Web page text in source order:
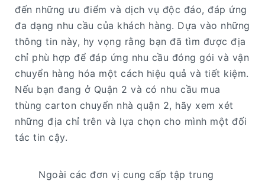
đến những ưu điểm và dịch vụ độc đáo, đáp ứng
đa dạng nhu cầu của khách hàng. Dựa vào những
thông tin này, hy vọng rằng bạn đã tìm được địa
chỉ phù hợp để đáp ứng nhu cầu đóng gói và vận
chuyển hàng hóa một cách hiệu quả và tiết kiệm.
Nếu bạn đang ở Quận 2 và có nhu cầu mua
thùng carton chuyển nhà quận 2, hãy xem xét
những địa chỉ trên và lựa chọn cho mình một đối
tác tin cậy.
Ngoài các đơn vị cung cấp tập trung